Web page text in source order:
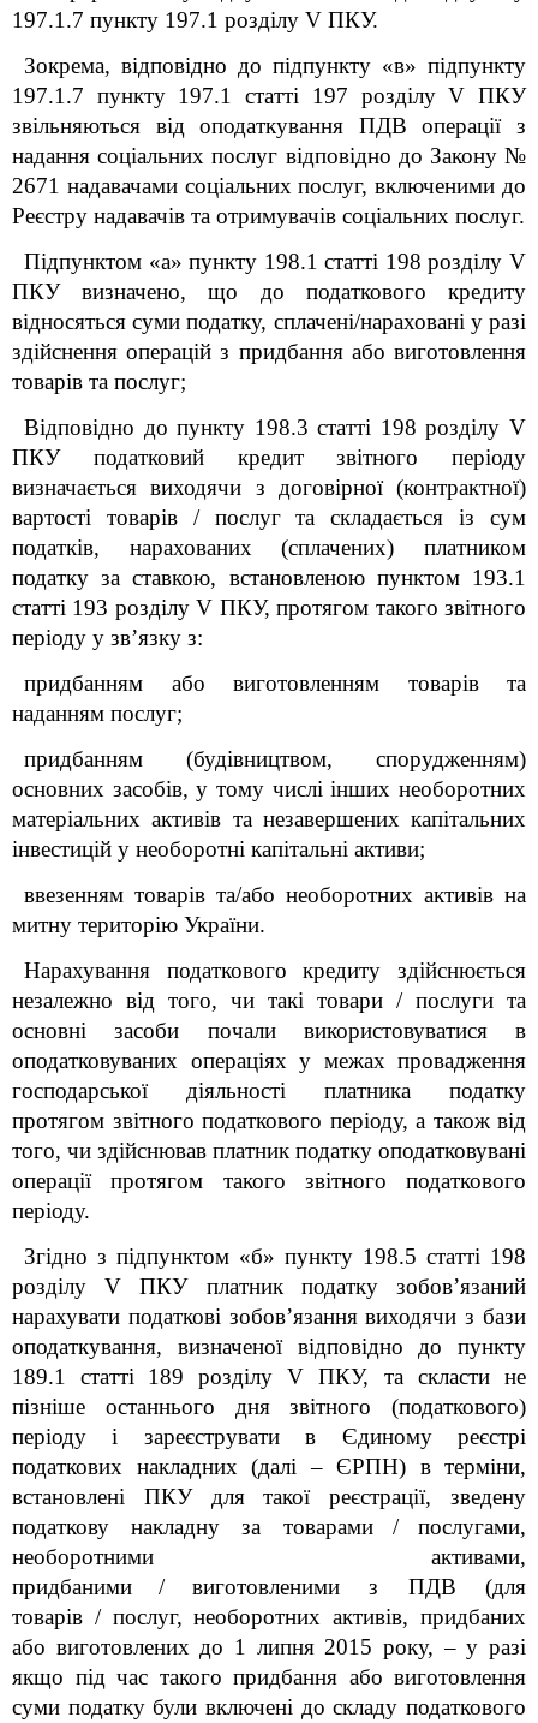
197.1.7 пункту 197.1 розділу V ПКУ.
Зокрема, відповідно до підпункту «в» підпункту
197.1.7 пункту 197.1 статті 197 розділу V ПКУ
звільняються від оподаткування ПДВ операції з
надання соціальних послуг відповідно до Закону №
2671 надавачами соціальних послуг, включеними до
Реєстру надавачів та отримувачів соціальних послуг.
Підпунктом «а» пункту 198.1 статті 198 розділу V
ПКУ визначено, що до податкового кредиту
відносяться суми податку, сплачені/нараховані у разі
здійснення операцій з придбання або виготовлення
товарів та послуг;
Відповідно до пункту 198.3 статті 198 розділу V
ПКУ податковий кредит звітного періоду
визначається виходячи з договірної (контрактної)
вартості товарів / послуг та складається із сум
податків, нарахованих (сплачених) платником
податку за ставкою, встановленою пунктом 193.1
статті 193 розділу V ПКУ, протягом такого звітного
періоду у зв’язку з:
придбанням або виготовленням товарів та
наданням послуг;
придбанням (будівництвом, спорудженням)
основних засобів, у тому числі інших необоротних
матеріальних активів та незавершених капітальних
інвестицій у необоротні капітальні активи;
ввезенням товарів та/або необоротних активів на
митну територію України.
Нарахування податкового кредиту здійснюється
незалежно від того, чи такі товари / послуги та
основні засоби почали використовуватися в
оподатковуваних операціях у межах провадження
господарської діяльності платника податку
протягом звітного податкового періоду, а також від
того, чи здійснював платник податку оподатковувані
операції протягом такого звітного податкового
періоду.
Згідно з підпунктом «б» пункту 198.5 статті 198
розділу V ПКУ платник податку зобов’язаний
нарахувати податкові зобов’язання виходячи з бази
оподаткування, визначеної відповідно до пункту
189.1 статті
189 розділу V ПКУ, та скласти не
пізніше останнього дня звітного (податкового)
періоду і зареєструвати в Єдиному реєстрі
податкових накладних (далі – ЄРПН) в терміни,
встановлені ПКУ для такої реєстрації, зведену
податкову накладну за товарами
/
послугами,
необоротними активами,
придбаними
/
виготовленими з ПДВ (для
товарів / послуг, необоротних активів, придбаних
або виготовлених до 1 липня 2015 року, – у разі
якщо під час такого придбання або виготовлення
суми податку були включені до складу податкового